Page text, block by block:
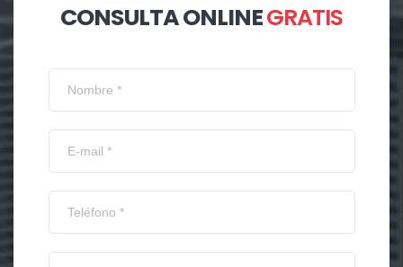
CONSULTA ONLINEGRATIS